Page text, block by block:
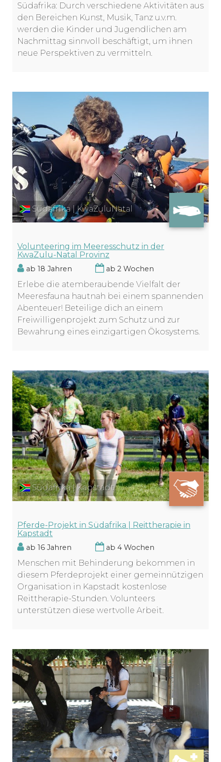
Südafrika: Durch verschiedene Aktivitäten aus
den Bereichen Kunst, Musik, Tanz u.v.m.
werden die Kinder und Jugendlichen am
Nachmittag sinnvoll beschäftigt, um ihnen
neue Perspektiven zu vermitteln.
Südafrika | KwaZuluNatal
Volunteering im Meeresschutz in der
KwaZulu-Natal Provinz
ab 18 Jahren ab 2 Wochen
Erlebe die atemberaubende Vielfalt der
Meeresfauna hautnah bei einem spannenden
Abenteuer! Beteilige dich an einem
Freiwilligenprojekt zum Schutz und zur
Bewahrung eines einzigartigen Ökosystems.
Südafrika | Kapstadt
Pferde-Projekt in Südafrika | Reittherapie in
Kapstadt
ab 16 Jahren ab 4 Wochen
Menschen mit Behinderung bekommen in
diesem Pferdeprojekt einer gemeinnützigen
Organisation in Kapstadt kostenlose
Reittherapie-Stunden. Volunteers
unterstützen diese wertvolle Arbeit.